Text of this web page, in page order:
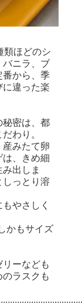
類ほどのシ
バニラ、ブ
番から、季
違った楽
秘密は、都
わり。
産みたて卵
、きめ細
出しま
っとり溶
やさしく
かもサイズ
ーなども
ラスクも